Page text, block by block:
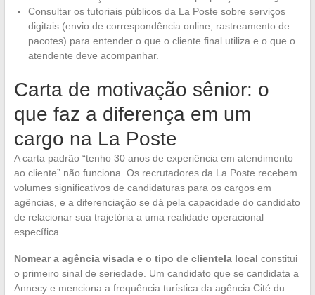
Consultar os tutoriais públicos da La Poste sobre serviços
digitais (envio de correspondência online, rastreamento de
pacotes) para entender o que o cliente final utiliza e o que o
atendente deve acompanhar.
Carta de motivação sênior: o
que faz a diferença em um
cargo na La Poste
A carta padrão “tenho 30 anos de experiência em atendimento
ao cliente” não funciona. Os recrutadores da La Poste recebem
volumes significativos de candidaturas para os cargos em
agências, e a diferenciação se dá pela capacidade do candidato
de relacionar sua trajetória a uma realidade operacional
específica.
Nomear a agência visada e o tipo de clientela local constitui
o primeiro sinal de seriedade. Um candidato que se candidata a
Annecy e menciona a frequência turística da agência Cité du